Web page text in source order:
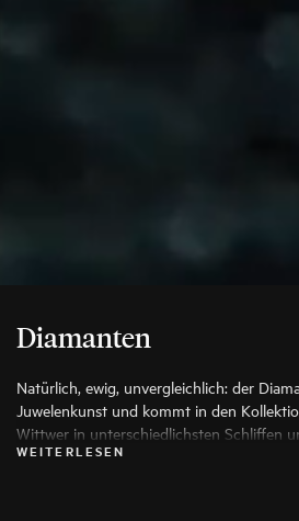
Diamanten
Natürlich, ewig, unvergleichlich: der
Juwelenkunst und kommt in den
Wittwer in unterschiedlichsten Schliffen
Anwendung, die seine Schönheit auf die
WEITERLESEN